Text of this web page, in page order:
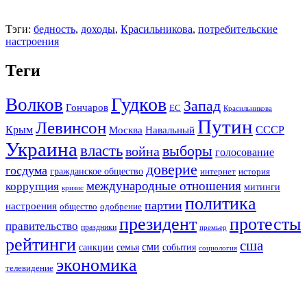
Тэги: бедность, доходы, Красильникова, потребительские
настроения
Теги
Волков Гончаров Гудков ЕС Запад Красильникова
Крым Левинсон Москва Навальный Путин СССР
Украина властьвойна выборы голосование
госдума гражданское общество доверие интернет история
коррупция кризис международные отношения митинги
настроения общество одобрение партии политика
правительство праздники президент премьер протесты
рейтинги санкции семья сми события социология сша
телевидение экономика